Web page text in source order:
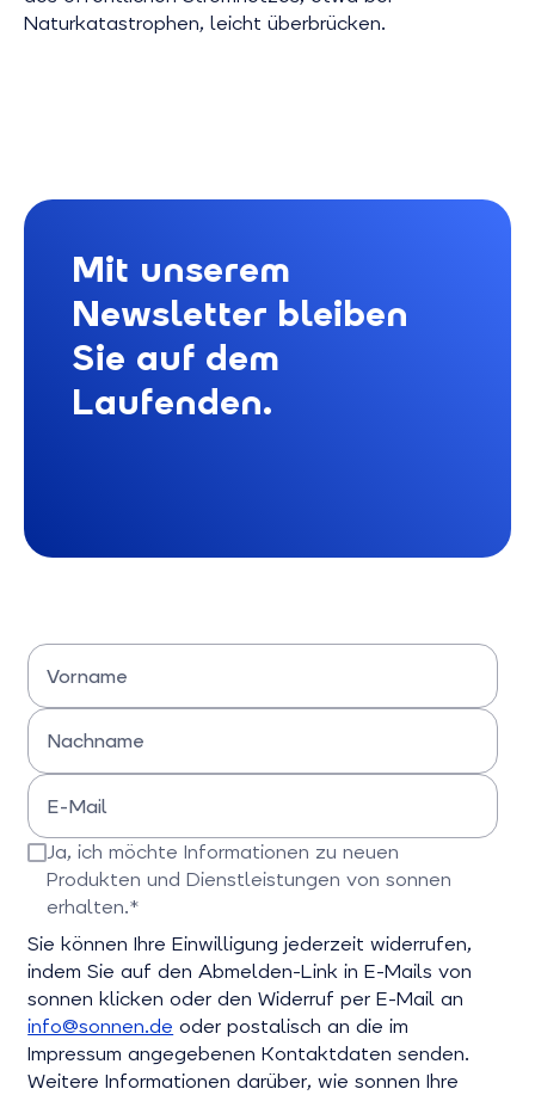
Naturkatastrophen, leicht überbrücken.
Mit unserem
Newsletter bleiben
Sie auf dem
Laufenden.
Vorname
Bitte Vornamen eingeben
Nachname
Bitte Nachname eingeben
E-Mail
Bitte E-Mail-Adresse eingeben
Ja, ich möchte Informationen zu neuen
Produkten und Dienstleistungen von sonnen
erhalten.*
Bitte bestätigen Sie dieses Feld
Sie können Ihre Einwilligung jederzeit widerrufen,
indem Sie auf den Abmelden-Link in E-Mails von
sonnen klicken oder den Widerruf per E-Mail an
info@sonnen.de oder postalisch an die im
Impressum angegebenen Kontaktdaten senden.
Weitere Informationen darüber, wie sonnen Ihre